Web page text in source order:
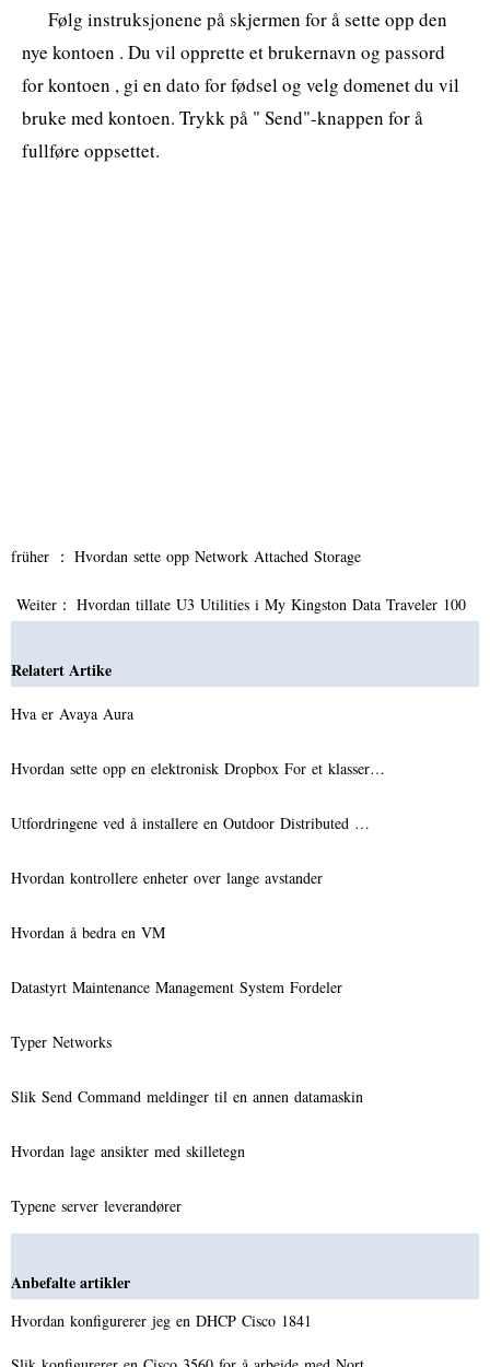
Følg instruksjonene på skjermen for å sette opp den
nye kontoen . Du vil opprette et brukernavn og passord
for kontoen , gi en dato for fødsel og velg domenet du vil
bruke med kontoen. Trykk på " Send"-knappen for å
fullføre oppsettet.
früher ： Hvordan sette opp Network Attached Storage
Weiter： Hvordan tillate U3 Utilities i My Kingston Data Traveler 100
Relatert Artike
Hva er Avaya Aura
Hvordan sette opp en elektronisk Dropbox For et klasser…
Utfordringene ved å installere en Outdoor Distributed …
Hvordan kontrollere enheter over lange avstander
Hvordan å bedra en VM
Datastyrt Maintenance Management System Fordeler
Typer Networks
Slik Send Command meldinger til en annen datamaskin
Hvordan lage ansikter med skilletegn
Typene server leverandører
Anbefalte artikler
Hvordan konfigurerer jeg en DHCP Cisco 1841